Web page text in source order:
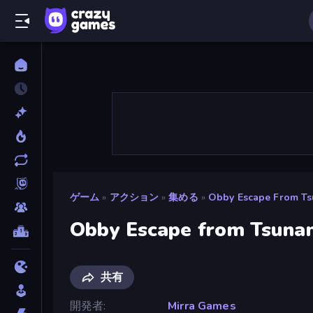
ゲーム » アクション » 集める » Obby Escape From
Obby Escape from
共有
開発者
Mirra Games